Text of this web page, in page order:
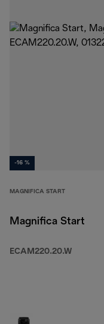
-16 %
MAGNIFICA START
Magnifica Start
ECAM220.20.W